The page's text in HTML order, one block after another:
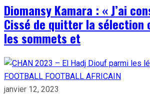
Diomansy Kamara : « J’ai
Cissé de quitter la
les sommets et
FOOTBALL FOOTBALL AFRICAIN
janvier 12, 2023